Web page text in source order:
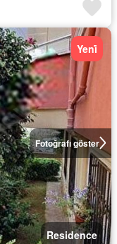
Fotoğrafı göster
Yeni̇
Residence